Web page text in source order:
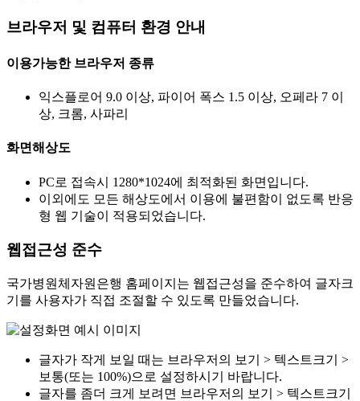
브라우저 및 컴퓨터 환경 안내
이용가능한 브라우저 종류
익스플로어 9.0 이상, 파이어 폭스 1.5 이상, 오페라 7 이
상, 크롬, 사파리
화면해상도
PC로 접속시 1280*1024에 최적화된 화면입니다.
이외에도 모든 해상도에서 이용에 불편함이 없도록 반응
형 웹 기술이 적용되었습니다.
웹접근성 준수
국가병원체자원은행 홈페이지는 웹접근성을 준수하여 글자크
기를 사용자가 직접 조절할 수 있도록 만들었습니다.
글자가 작게 보일 때는 브라우저의 보기 > 텍스트크기 >
보통(또는 100%)으로 설정하시기 바랍니다.
글자를 좀더 크게 보려면 브라우저의 보기 > 텍스트크기